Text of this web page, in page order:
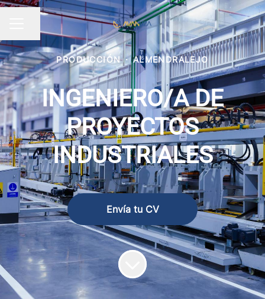
MENÚ DE EMPLEO
Compartir página
PRODUCCIÓN · ALMENDRALEJO
INGENIERO/A DE
PROYECTOS
INDUSTRIALES
Envía tu CV